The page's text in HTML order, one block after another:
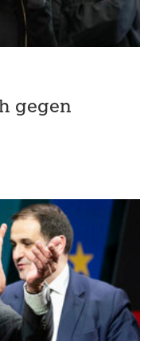
gegen